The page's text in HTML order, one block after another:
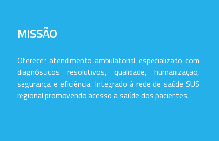
MISSÃO
Oferecer atendimento ambulatorial especializado com
diagnósticos resolutivos, qualidade, humanização,
segurança e eficiência. Integrado à rede de saúde SUS
regional promovendo acesso a saúde dos pacientes.